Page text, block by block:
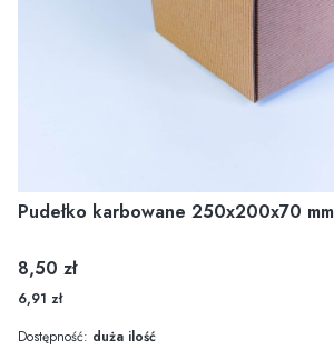
Pudełko karbowane 250x200x70 mm
Cena
8,50 zł
6,91 zł
Dostępność: duża ilość